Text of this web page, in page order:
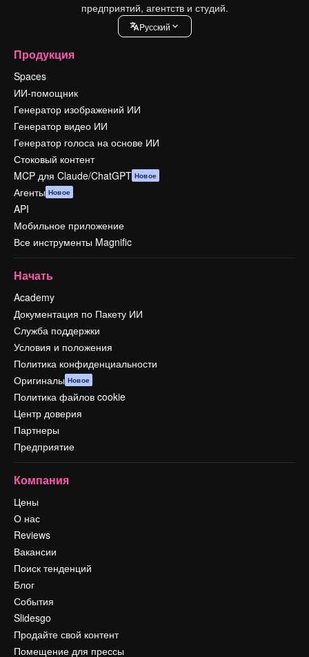
предприятий, агентств и студий.
Pусский
Продукция
Spaces
ИИ-помощник
Генератор изображений ИИ
Генератор видео ИИ
Генератор голоса на основе ИИ
Стоковый контент
MCP для Claude/ChatGPT Новое
Агенты Новое
API
Мобильное приложение
Все инструменты Magnific
Начать
Academy
Документация по Пакету ИИ
Служба поддержки
Условия и положения
Политика конфиденциальности
Оригиналы Новое
Политика файлов cookie
Центр доверия
Партнеры
Предприятие
Компания
Цены
О нас
Reviews
Вакансии
Поиск тенденций
Блог
События
Slidesgo
Продайте свой контент
Помещение для прессы